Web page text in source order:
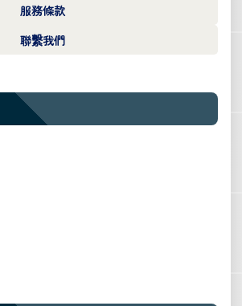
服務條款
聯繫我們